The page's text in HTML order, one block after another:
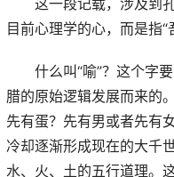
这一段记载，涉及到
目前心理学的心，而是指“
什么叫“喻”？这个字
腊的原始逻辑发展而来的
先有蛋？先有男或者先有
冷却逐渐形成现在的大千
水、火、土的五行道理。